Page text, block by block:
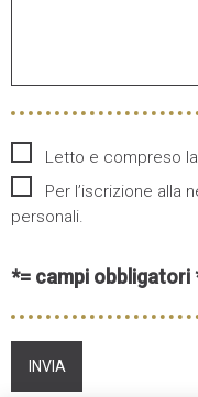
Letto e compreso la
Per l’iscrizione
personali.
*= campi obbligatori